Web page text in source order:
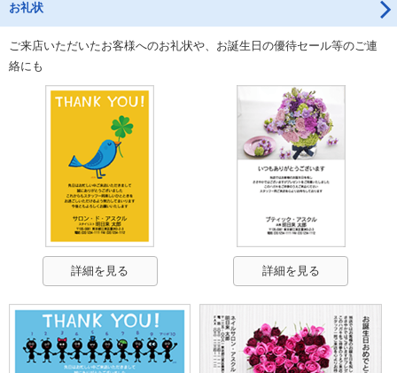
お礼状
ご来店いただいたお客様へのお礼状や、お誕生日の優待セール等のご連
絡にも
詳細を見る 詳細を見る